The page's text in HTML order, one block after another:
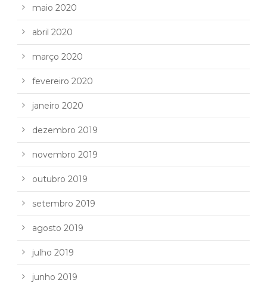
maio 2020
abril 2020
março 2020
fevereiro 2020
janeiro 2020
dezembro 2019
novembro 2019
outubro 2019
setembro 2019
agosto 2019
julho 2019
junho 2019